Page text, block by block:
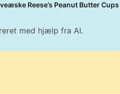
Reese’s Peanut Butter Cups
med hjælp fra AI.